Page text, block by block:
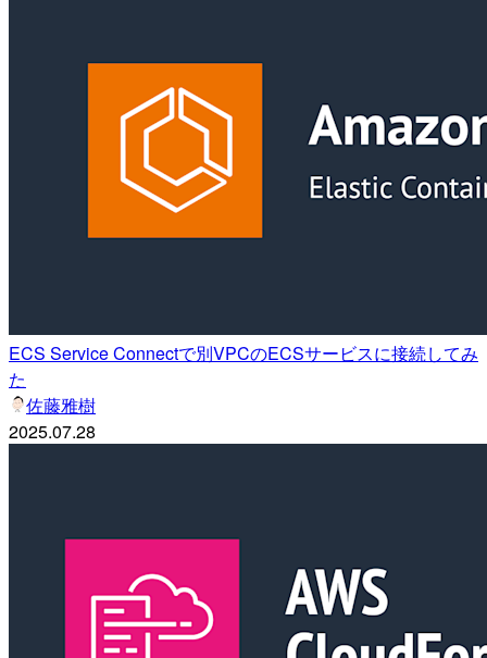
ECS Service Connectで別VPCのECSサービスに接続してみ
た
佐藤雅樹
2025.07.28